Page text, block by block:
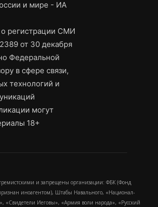
и мире - ИА
о регистрации СМИ
от 30 декабря
Федеральной
в сфере связи,
технологий и
могут
18+
и запрещены организации: ФБК (Фонд
иноагентом), Штабы Навального, «Национал-
«Свидетели Иеговы», «Армия воли народа», «Русский